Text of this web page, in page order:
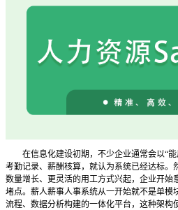
在信息化建设初期，不少企业通常会以“
考勤记录、薪酬核算，就认为系统已经达标。
数量增长、更灵活的用工方式兴起，企业开始
堵点。薪人薪事人事系统从一开始就不是单模
流程、数据分析构建的一体化平台，这种架构